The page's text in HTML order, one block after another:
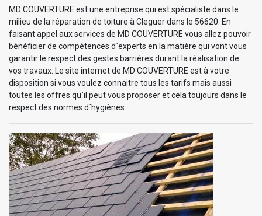
MD COUVERTURE est une entreprise qui est spécialiste dans le
milieu de la réparation de toiture à Cleguer dans le 56620. En
faisant appel aux services de MD COUVERTURE vous allez pouvoir
bénéficier de compétences d`experts en la matière qui vont vous
garantir le respect des gestes barrières durant la réalisation de
vos travaux. Le site internet de MD COUVERTURE est à votre
disposition si vous voulez connaitre tous les tarifs mais aussi
toutes les offres qu`il peut vous proposer et cela toujours dans le
respect des normes d`hygiènes.